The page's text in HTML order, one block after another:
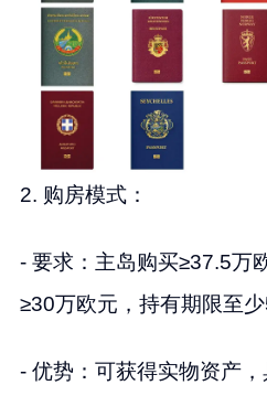
2. 购房模式：
- 要求：主岛购买≥37.5万
≥30万欧元，持有期限至少
- 优势：可获得实物资产